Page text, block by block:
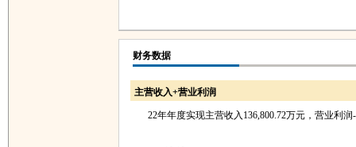
财务数据
主营收入+营业利润
22年年度实现主营收入136,800.72万元，营业利润